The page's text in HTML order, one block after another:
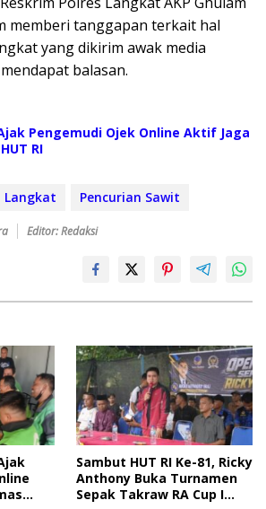
memberi tanggapan terkait hal
yang dikirim awak media
balasan.
Pengemudi Ojek Online Aktif Jaga
RI
Langkat Pencurian Sawit
Editor: Redaksi
Sambut HUT RI Ke-81, Ricky
Anthony Buka Turnamen
Sepak Takraw RA Cup I